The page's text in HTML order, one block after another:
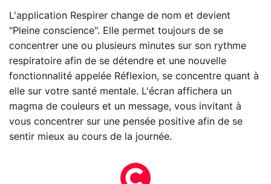
L'application Respirer change de nom et devient
"Pleine conscience". Elle permet toujours de se
concentrer une ou plusieurs minutes sur son rythme
respiratoire afin de se détendre et une nouvelle
fonctionnalité appelée Réflexion, se concentre quant à
elle sur votre santé mentale. L'écran affichera un
magma de couleurs et un message, vous invitant à
vous concentrer sur une pensée positive afin de se
sentir mieux au cours de la journée.